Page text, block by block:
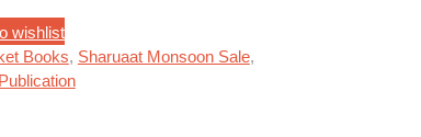
wishlist
Books, Sharuaat Monsoon Sale,